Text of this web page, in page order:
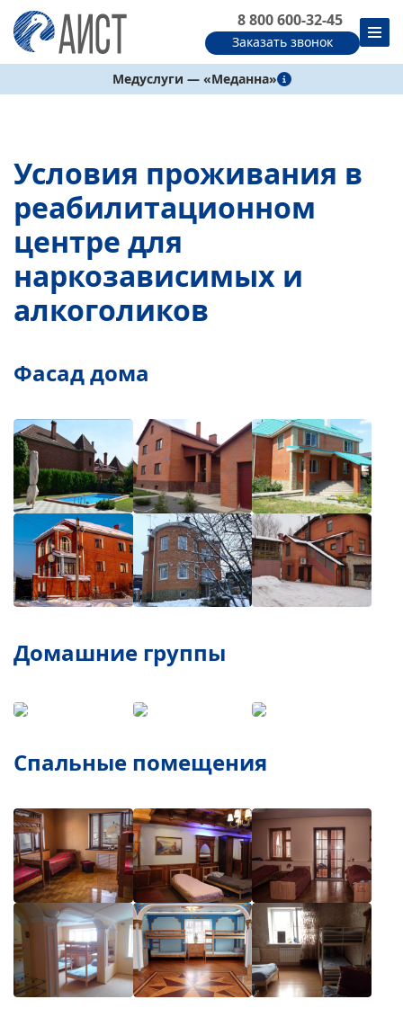
8 800 600-32-45
Заказать звонок
Медуслуги — «Меданна»
Условия проживания в
реабилитационном
центре для
наркозависимых и
алкоголиков
Фасад дома
Домашние группы
Спальные помещения